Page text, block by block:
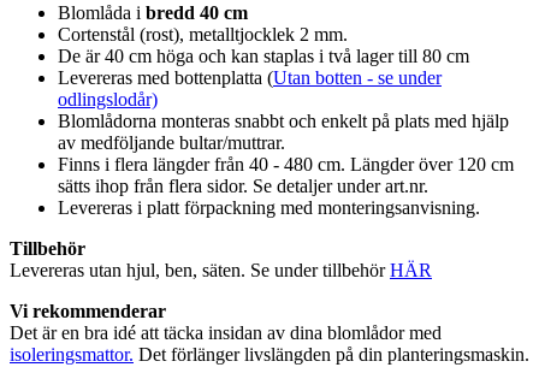
Blomlåda i bredd 40 cm
Cortenstål (rost), metalltjocklek 2 mm.
De är 40 cm höga och kan staplas i två lager till 80 cm
Levereras med bottenplatta (Utan botten - se under
odlingslodår)
Blomlådorna monteras snabbt och enkelt på plats med hjälp
av medföljande bultar/muttrar.
Finns i flera längder från 40 - 480 cm. Längder över 120 cm
sätts ihop från flera sidor. Se detaljer under art.nr.
Levereras i platt förpackning med monteringsanvisning.
Tillbehör
Levereras utan hjul, ben, säten. Se under tillbehörHÄR
Vi rekommenderar
Det är en bra idé att täcka insidan av dina blomlådor med
isoleringsmattor. Det förlänger livslängden på din planteringsmaskin.